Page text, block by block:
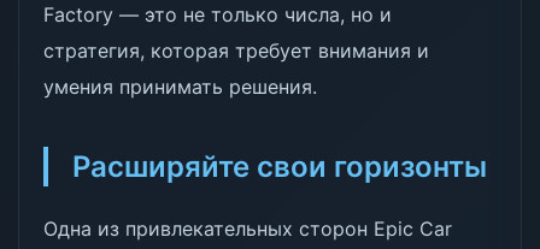
Factory — это не только числа, но и
стратегия, которая требует внимания и
умения принимать решения.
Расширяйте свои горизонты
Одна из привлекательных сторон Epic Car